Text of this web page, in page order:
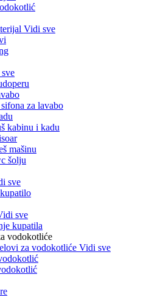
Vidi sve
za lavabo
kabinu i kadu
mašinu
šolju
sve
sve
kupatila
vodokotliće
za vodokotliće Vidi sve